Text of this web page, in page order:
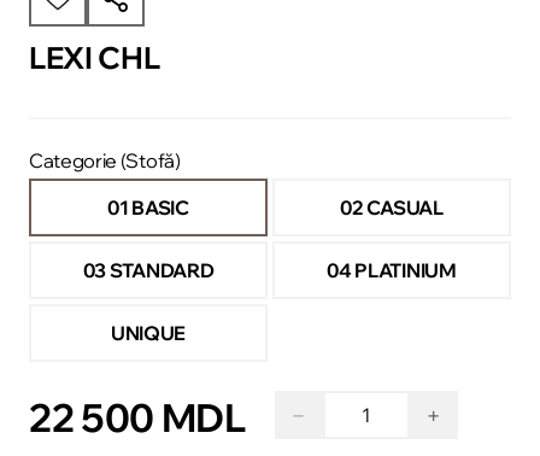
LEXI CHL
Categorie (Stofă)
01 BASIC
02 CASUAL
03 STANDARD 04 PLATINIUM
UNIQUE
22 500 MDL − +